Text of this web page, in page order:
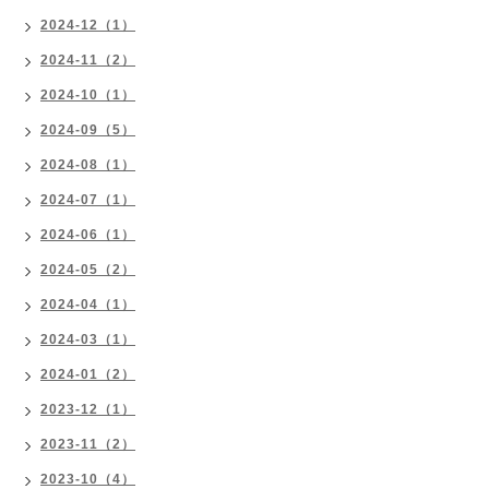
2024-12（1）
2024-11（2）
2024-10（1）
2024-09（5）
2024-08（1）
2024-07（1）
2024-06（1）
2024-05（2）
2024-04（1）
2024-03（1）
2024-01（2）
2023-12（1）
2023-11（2）
2023-10（4）